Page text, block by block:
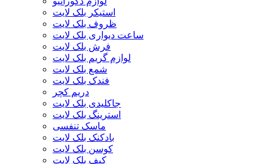
استیکر بلک لایت
ظروف بلک لایت
ساعت دیواری بلک لایت
فرش بلک لایت
لوازم گریم بلک لایت
شمع بلک لایت
فندک بلک لایت
دریم کچر
جاکلیدی بلک لایت
استرینگ بلک لایت
ماسک تنفسی
بادکنک بلک لایت
کوسن بلک لایت
کیف بلک لایت